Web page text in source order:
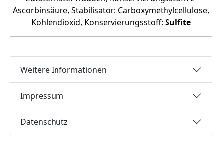
Ascorbinsäure, Stabilisator: Carboxymethylcellulose,
Kohlendioxid, Konservierungsstoff: Sulfite
Weitere Informationen
Impressum
Datenschutz